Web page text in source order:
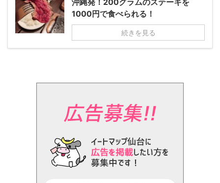
沖縄発！200グラムのステーキを
1000円で食べられる！
続きを見る